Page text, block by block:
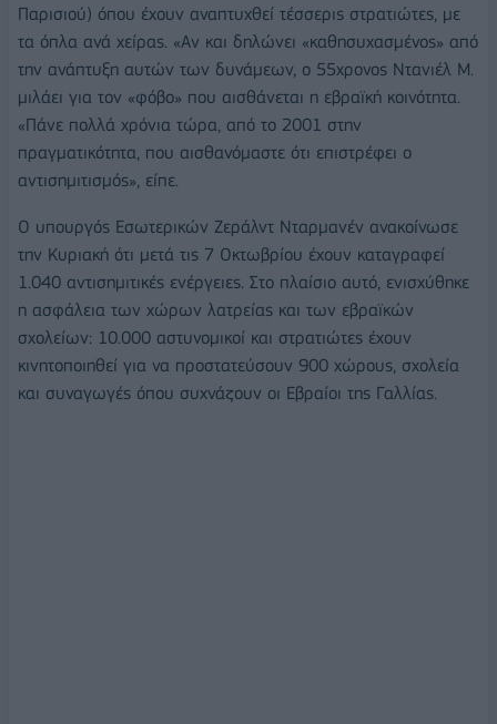
Παρισιού) όπου έχουν αναπτυχθεί τέσσερις στρατιώτες, με
τα όπλα ανά χείρας. «Αν και δηλώνει «καθησυχασμένος» από
την ανάπτυξη αυτών των δυνάμεων, ο 55χρονος Ντανιέλ Μ.
μιλάει για τον «φόβο» που αισθάνεται η εβραϊκή κοινότητα.
«Πάνε πολλά χρόνια τώρα, από το 2001 στην
πραγματικότητα, που αισθανόμαστε ότι επιστρέφει ο
αντισημιτισμός», είπε.
Ο υπουργός Εσωτερικών Ζεράλντ Νταρμανέν ανακοίνωσε
την Κυριακή ότι μετά τις 7 Οκτωβρίου έχουν καταγραφεί
1.040 αντισημιτικές ενέργειες. Στο πλαίσιο αυτό, ενισχύθηκε
η ασφάλεια των χώρων λατρείας και των εβραϊκών
σχολείων: 10.000 αστυνομικοί και στρατιώτες έχουν
κινητοποιηθεί για να προστατεύσουν 900 χώρους, σχολεία
και συναγωγές όπου συχνάζουν οι Εβραίοι της Γαλλίας.